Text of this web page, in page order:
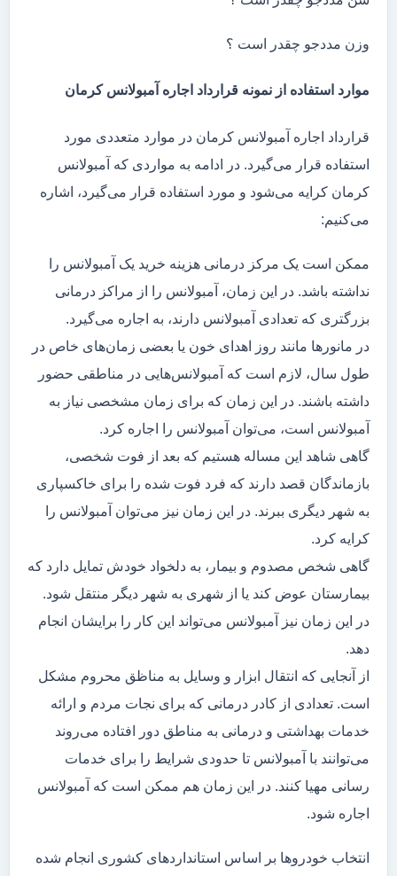
وزن مددجو چقدر است ؟
موارد استفاده از نمونه قرارداد اجاره آمبولانس کرمان
قرارداد اجاره آمبولانس کرمان در موارد متعددی مورد
استفاده قرار می‌گیرد. در ادامه به مواردی که آمبولانس
کرمان کرایه می‌شود و مورد استفاده قرار می‌گیرد، اشاره
می‌کنیم:
ممکن است یک مرکز درمانی هزینه خرید یک آمبولانس را
نداشته باشد. در این زمان، آمبولانس را از مراکز درمانی
بزرگتری که تعدادی آمبولانس دارند، به اجاره می‌گیرد.
در مانور‌ها مانند روز اهدای خون یا بعضی زمان‌های خاص در
طول سال، لازم است که آمبولانس‌هایی در مناطقی حضور
داشته باشند. در این زمان که برای زمان مشخصی نیاز به
آمبولانس است، می‌توان آمبولانس را اجاره کرد.
گاهی شاهد این مساله هستیم که بعد از فوت شخصی،
بازماندگان قصد دارند که فرد فوت شده را برای خاکسپاری
به شهر دیگری ببرند. در این زمان نیز می‌توان آمبولانس را
کرایه کرد.
گاهی شخص مصدوم و بیمار، به دلخواد خودش تمایل دارد که
بیمارستان عوض کند یا از شهری به شهر دیگر منتقل شود.
در این زمان نیز آمبولانس می‌تواند این کار را برایشان انجام
دهد.
از آنجایی که انتقال ابزار و وسایل به مناظق محروم مشکل
است. تعدادی از کادر درمانی که برای نجات مردم و ارائه
خدمات بهداشتی و درمانی به مناطق دور افتاده می‌روند
می‌توانند با آمبولانس تا حدودی شرایط را برای خدمات
رسانی مهیا کنند. در این زمان هم ممکن است که آمبولانس
اجاره شود.
انتخاب خودروها بر اساس استانداردهای کشوری انجام شده